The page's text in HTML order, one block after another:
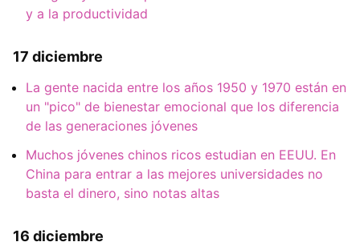
y a la productividad
17 diciembre
La gente nacida entre los años 1950 y 1970 están en
un "pico" de bienestar emocional que los diferencia
de las generaciones jóvenes
Muchos jóvenes chinos ricos estudian en EEUU. En
China para entrar a las mejores universidades no
basta el dinero, sino notas altas
16 diciembre